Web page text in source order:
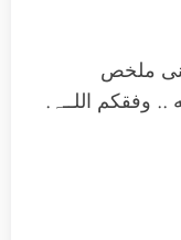
ملخص
.. وفقكم اللــہ.